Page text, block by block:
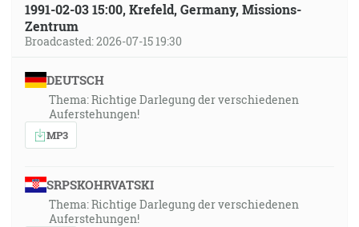
1991-02-03 15:00, Krefeld, Germany, Missions-
Zentrum
Broadcasted: 2026-07-15 19:30
DEUTSCH
Thema: Richtige Darlegung der verschiedenen
Auferstehungen!
MP3
SRPSKOHRVATSKI
Thema: Richtige Darlegung der verschiedenen
Auferstehungen!